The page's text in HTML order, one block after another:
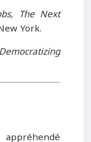
The Next
York.
Democratizing